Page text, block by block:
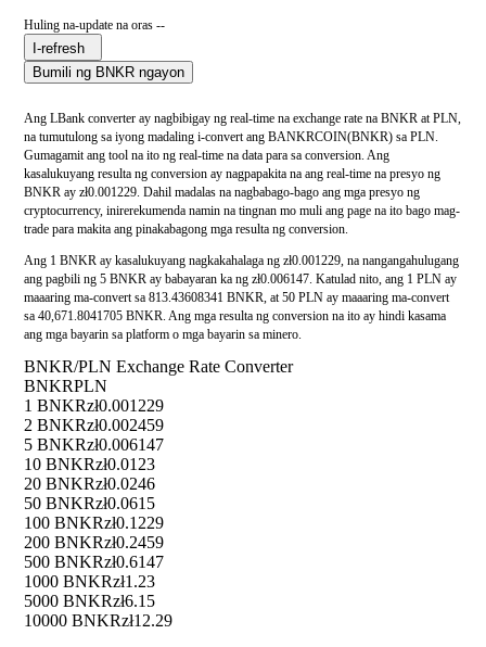
Huling na-update na oras --
I-refresh
Bumili ng BNKR ngayon
Ang LBank converter ay nagbibigay ng real-time na exchange rate na BNKR at PLN,
na tumutulong sa iyong madaling i-convert ang BANKRCOIN(BNKR) sa PLN.
Gumagamit ang tool na ito ng real-time na data para sa conversion. Ang
kasalukuyang resulta ng conversion ay nagpapakita na ang real-time na presyo ng
BNKR ay zł0.001229. Dahil madalas na nagbabago-bago ang mga presyo ng
cryptocurrency, inirerekumenda namin na tingnan mo muli ang page na ito bago mag-
trade para makita ang pinakabagong mga resulta ng conversion.
Ang 1 BNKR ay kasalukuyang nagkakahalaga ng zł0.001229, na nangangahulugang
ang pagbili ng 5 BNKR ay babayaran ka ng zł0.006147. Katulad nito, ang 1 PLN ay
maaaring ma-convert sa 813.43608341 BNKR, at 50 PLN ay maaaring ma-convert
sa 40,671.8041705 BNKR. Ang mga resulta ng conversion na ito ay hindi kasama
ang mga bayarin sa platform o mga bayarin sa minero.
BNKR/PLN Exchange Rate Converter
BNKRPLN
1 BNKRzł0.001229
2 BNKRzł0.002459
5 BNKRzł0.006147
10 BNKRzł0.0123
20 BNKRzł0.0246
50 BNKRzł0.0615
100 BNKRzł0.1229
200 BNKRzł0.2459
500 BNKRzł0.6147
1000 BNKRzł1.23
5000 BNKRzł6.15
10000 BNKRzł12.29